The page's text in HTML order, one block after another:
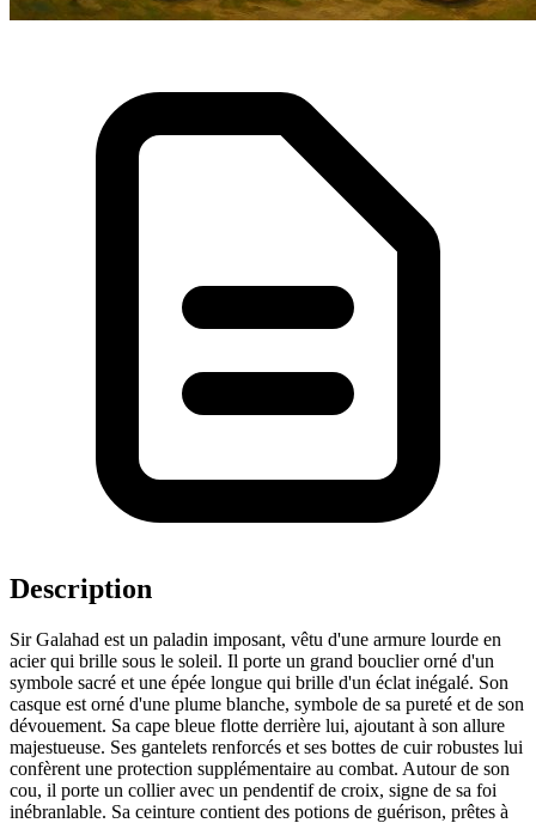
Description
Sir Galahad est un paladin imposant, vêtu d'une armure lourde en
acier qui brille sous le soleil. Il porte un grand bouclier orné d'un
symbole sacré et une épée longue qui brille d'un éclat inégalé. Son
casque est orné d'une plume blanche, symbole de sa pureté et de son
dévouement. Sa cape bleue flotte derrière lui, ajoutant à son allure
majestueuse. Ses gantelets renforcés et ses bottes de cuir robustes lui
confèrent une protection supplémentaire au combat. Autour de son
cou, il porte un collier avec un pendentif de croix, signe de sa foi
inébranlable. Sa ceinture contient des potions de guérison, prêtes à